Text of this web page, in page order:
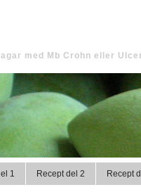
med Mb Crohn eller
1 Recept del 2 Recept